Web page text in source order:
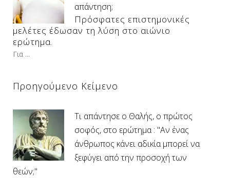
απάντηση;
Πρόσφατες επιστημονικές
μελέτες έδωσαν τη λύση στο αιώνιο
ερώτημα.
Για ...
Προηγούμενο Κείμενο
Τι απάντησε ο Θαλής, ο πρώτος
σοφός, στο ερώτημα : "Αν ένας
άνθρωπος κάνει αδικία μπορεί να
ξεφύγει από την προσοχή των
θεών;"